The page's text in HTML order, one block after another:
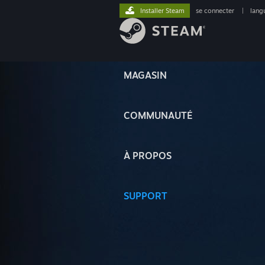
MAGASIN
COMMUNAUTÉ
À PROPOS
SUPPORT
Installer Steam se connecter